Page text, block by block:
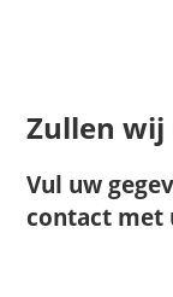
Zullen wij
Vul uw
contact met